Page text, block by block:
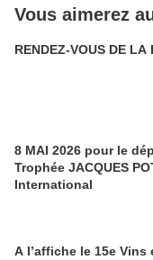
Vous aimerez
RENDEZ-VOUS DE LA
8 MAI 2026 pour le
Trophée JACQUES
International
A l’affiche le 15e Vins et vieilles